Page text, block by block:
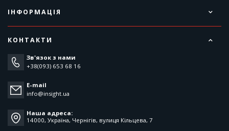
ІНФОРМАЦІЯ
КОНТАКТИ
Зв'язок з нами
+38(093) 653 68 16
E-mail
info@insight.ua
Наша адреса:
14000, Україна, Чернігів, вулиця Кільцева, 7